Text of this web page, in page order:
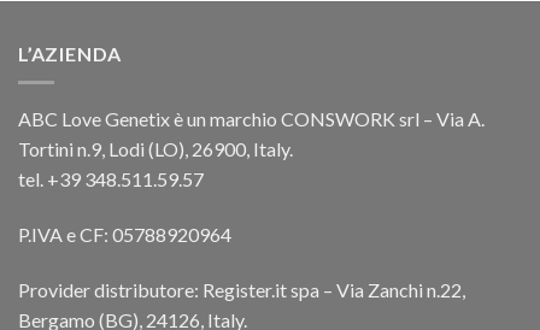
L’AZIENDA
ABC Love Genetix è un marchio CONSWORK srl – Via A.
Tortini n.9, Lodi (LO), 26900, Italy.
tel. +39 348.511.59.57
P.IVA e CF: 05788920964
Provider distributore: Register.it spa – Via Zanchi n.22,
Bergamo (BG), 24126, Italy.